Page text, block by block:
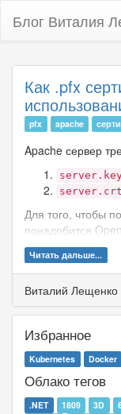
Блог Виталия
Как .pfx
pfx apache
Apache сервер
server.crt
Для того, чтобы
понадобится Open
Читать дальше...
Виталий Лещенко
Избранное
Kubernetes Docker
Облако тегов
.NET 1809 3D